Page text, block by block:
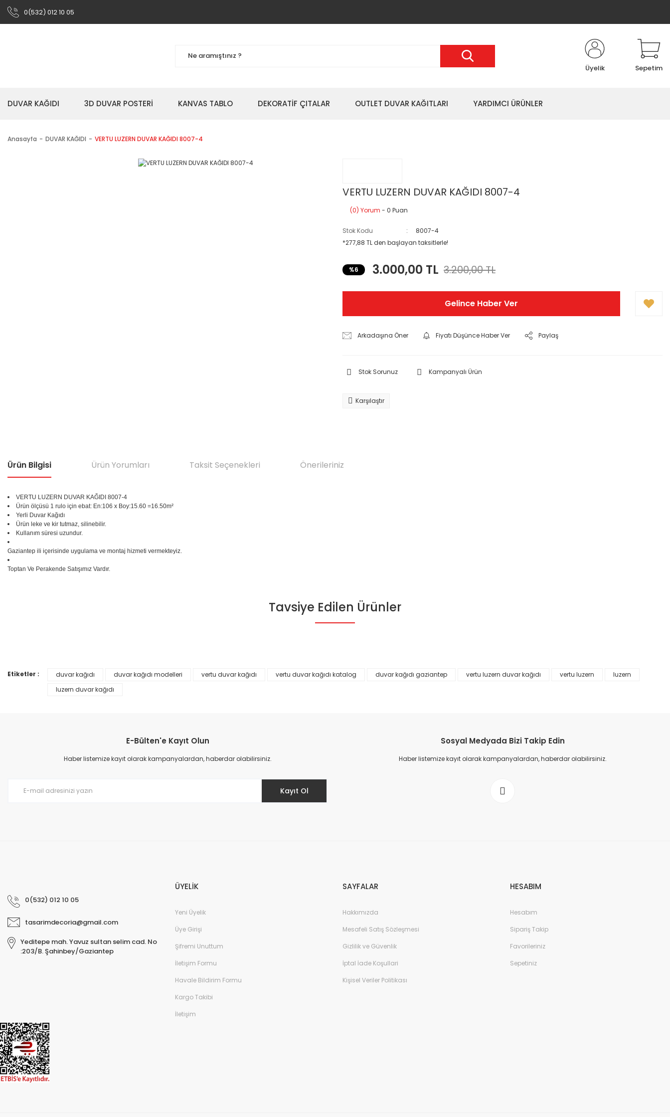
0(532) 012 10 05
Üyelik Sepetim
DUVAR KAĞIDI 3D DUVAR POSTERİ KANVAS TABLO DEKORATİF ÇITALAR OUTLET DUVAR KAĞITLARI YARDIMCI ÜRÜNLER
Anasayfa DUVAR KAĞIDI VERTU LUZERN DUVAR KAĞIDI 8007-4
VERTU LUZERN DUVAR KAĞIDI 8007-4
(0) Yorum - 0 Puan
Stok Kodu
8007-4
*277,88 TL den başlayan taksitlerle!
%6 3.000,00 TL 3.200,00 TL
Gelince Haber Ver
Arkadaşına Öner Fiyatı Düşünce Haber Ver Paylaş
Stok Sorunuz Kampanyalı Ürün
Karşılaştır
Ürün Bilgisi Ürün Yorumları Taksit Seçenekleri Önerileriniz
VERTU LUZERN DUVAR KAĞIDI 8007-4
Ürün ölçüsü 1 rulo için ebat: En:106 x Boy:15.60 =16.50m²
Yerli Duvar Kağıdı
Ürün leke ve kir tutmaz, silinebilir.
Kullanım süresi uzundur.
Gaziantep ili içerisinde uygulama ve montaj hizmeti vermekteyiz.
Toptan Ve Perakende Satışımız Vardır.
Bu ürüne ilk yorumu siz yapın!
Bu ürünün fiyat bilgisi, resim, ürün açıklamalarında ve diğer konularda yetersiz gördüğünüz noktaları öneri formunu kullanarak tarafımıza iletebilirsiniz.
Ürün bilgilerinde hatalar bulunuyor.
Tavsiye Edilen Ürünler
Prime ArtDECO Duvar Kağıdı Tutkalı 500 gr
Etiketler : duvar kağıdı duvar kağıdı modelleri vertu duvar kağıdı vertu duvar kağıdı katalog duvar kağıdı gaziantep vertu luzern duvar kağıdı vertu luzern
luzern
luzern duvar kağıdı
E-Bülten'e Kayıt Olun
Haber listemize kayıt olarak kampanyalardan, haberdar olabilirsiniz.
Kayıt Ol
Sosyal Medyada Bizi Takip Edin
Haber listemize kayıt olarak kampanyalardan, haberdar olabilirsiniz.
0(532) 012 10 05
tasarimdecoria@gmail.com
Yeditepe mah. Yavuz sultan selim cad. No
:203/B. Şahinbey/Gaziantep
ÜYELİK
Yeni Üyelik
Üye Girişi
Şifremi Unuttum
İletişim Formu
Havale Bildirim Formu
Kargo Takibi
İletişim
SAYFALAR
Hakkımızda
Mesafeli Satış Sözleşmesi
Gizlilik ve Güvenlik
İptal İade Koşullari
Kişisel Veriler Politikası
HESABIM
Hesabım
Sipariş Takip
Favorileriniz
Sepetiniz